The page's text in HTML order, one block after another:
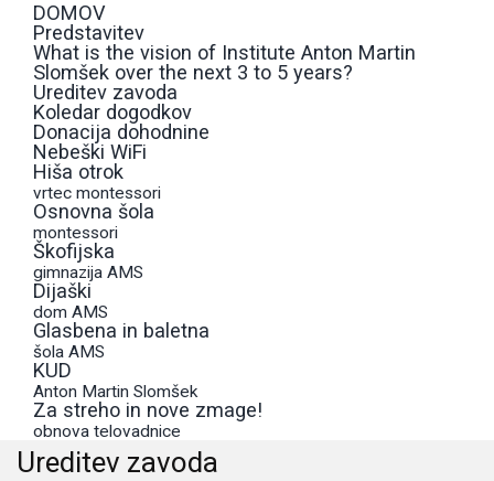
DOMOV
Predstavitev
What is the vision of Institute Anton Martin
Slomšek over the next 3 to 5 years?
Ureditev zavoda
Koledar dogodkov
Donacija dohodnine
Nebeški WiFi
Hiša otrok
vrtec montessori
Osnovna šola
montessori
Škofijska
gimnazija AMS
Dijaški
dom AMS
Glasbena in baletna
šola AMS
KUD
Anton Martin Slomšek
Za streho in nove zmage!
obnova telovadnice
Ureditev zavoda